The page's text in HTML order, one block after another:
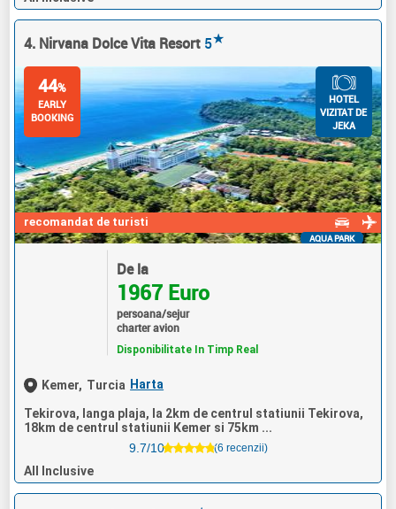
4. Nirvana Dolce Vita Resort 5★
recomandat de turisti
44%
EARLY
BOOKING
HOTEL
VIZITAT DE
JEKA
AQUA PARK
De la
1967 Euro
persoana/sejur
charter avion
Disponibilitate In Timp Real
Kemer, Turcia Harta
Tekirova, langa plaja, la 2km de centrul statiunii Tekirova,
18km de centrul statiunii Kemer si 75km ...
9.7/10
(6 recenzii)
All Inclusive